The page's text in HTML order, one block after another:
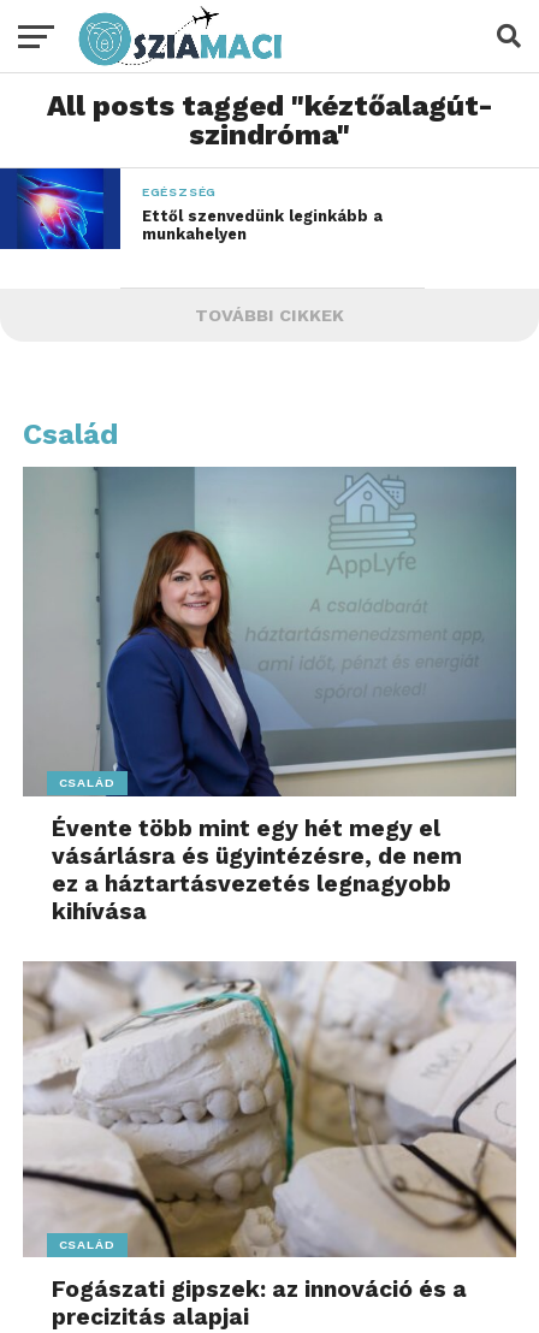
All posts tagged "kéztőalagút-
szindróma"
EGÉSZSÉG
Ettől szenvedünk leginkább a
munkahelyen
TOVÁBBI CIKKEK
Család
CSALÁD
Évente több mint egy hét megy el
vásárlásra és ügyintézésre, de nem
ez a háztartásvezetés legnagyobb
kihívása
CSALÁD
Fogászati gipszek: az innováció és a
precizitás alapjai